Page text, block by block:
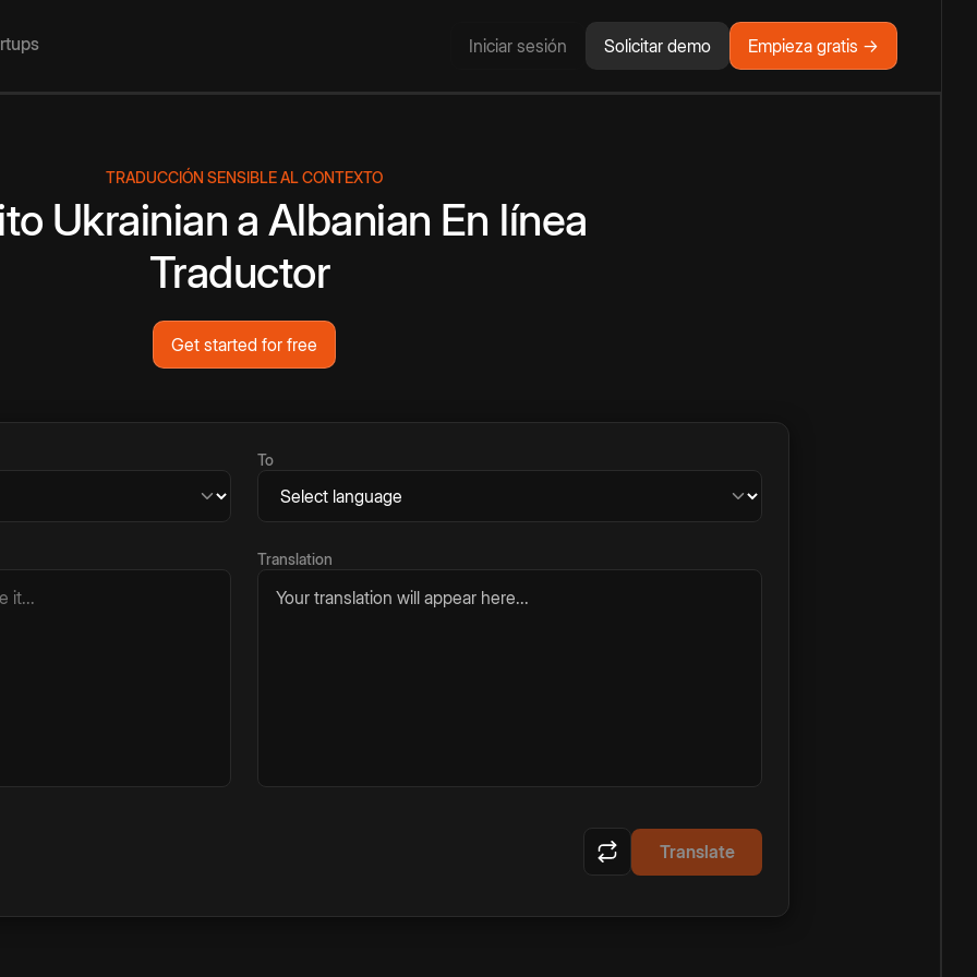
Iniciar sesión Solicitar demo Empieza gratis →
TRADUCCIÓN SENSIBLE AL CONTEXTO
Ukrainian a Albanian En línea
Traductor
Get started for free
To
Translation
Your translation will appear here...
Translate